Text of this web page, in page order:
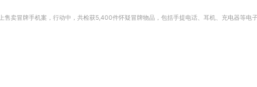
售卖冒牌手机案，行动中，共检获5,400件怀疑冒牌物品，包括手提电话、耳机、充电器等电